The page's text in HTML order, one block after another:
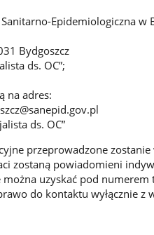
Epidemiologiczna w
Bydgoszcz
ds. OC”;
na adres:
ds. OC”
przeprowadzone
zostaną powiadomieni
uzyskać pod
do kontaktu wyłącznie